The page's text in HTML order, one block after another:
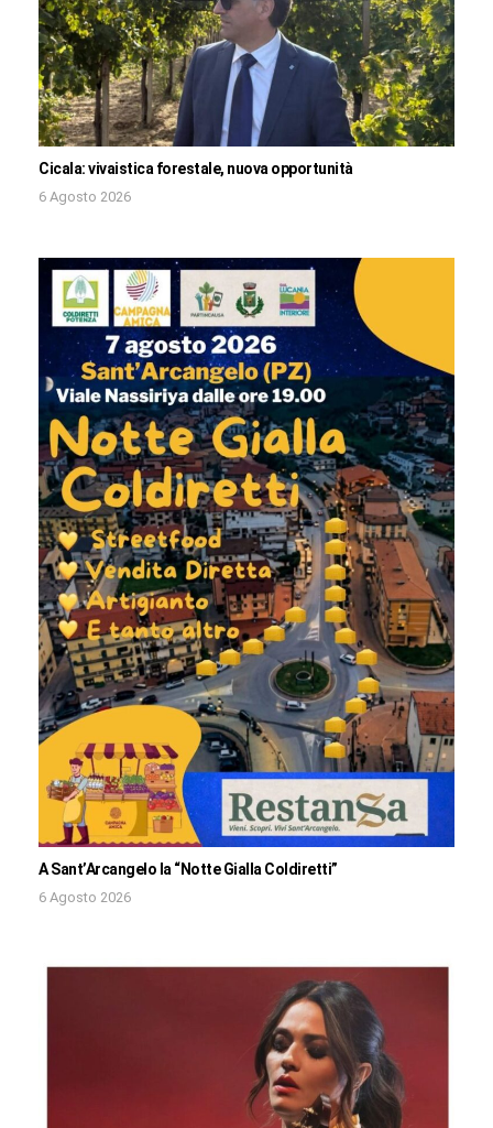
Cicala: vivaistica forestale, nuova opportunità
6 Agosto 2026
A Sant’Arcangelo la “Notte Gialla Coldiretti”
6 Agosto 2026